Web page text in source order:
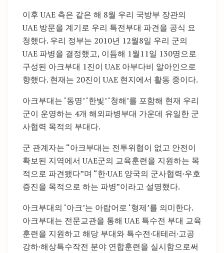
이후 UAE 측은 같은 해 8월 우리 국방부 장관의
UAE 방문을 계기로 우리 특전부대 파견을 공식 요
청했다. 우리 정부는 2010년 12월8일 우리 군의
UAE 파병을 결정했고, 이듬해 1월11일 130명으로
구성된 아크부대 1진이 UAE 아부다비 알아인으로
향했다. 현재는 20진이 UAE 현지에서 활동 중이다.
아크부대는 ‘동명’ ‘한빛’ ‘청해’를 포함해 현재 우리
군이 운영하는 4개 해외파병부대 가운데 유일한 군
사협력 목적의 부대다.
군 관계자는 “아크부대는 전투위협이 없고 안전이
확보된 지역에서 UAE군의 교육훈련을 지원하는 목
적으로 파견됐다”며 “한·UAE 양국의 군사협력·우호
증진을 목적으로 하는 파병”이라고 설명했다.
아크부대의 ‘아크’는 아랍어로 ‘형제’를 의미한다.
아크부대는 전문교관을 통해 UAE 특수전 부대 교육
훈련을 지원하고 해당 부대와 특수전·대테러·고공
강하·해상특수작전 분야 연합훈련을 실시함으로써